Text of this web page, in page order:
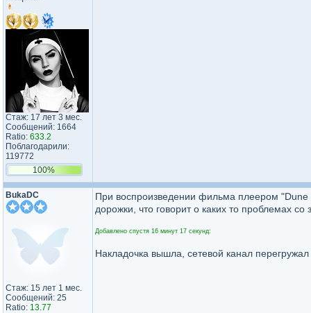
Стаж: 17 лет 3 мес.
Сообщений: 1664
Ratio: 633.2
Поблагодарили:
119772
100%
BukaDC
Стаж: 15 лет 1 мес.
Сообщений: 25
Ratio: 13.77
При воспроизведении фильма плеером "Dune
дорожки, что говорит о каких то проблемах со
Добавлено спустя 16 минут 17 секунд:
Накладочка вышла, сетевой канал